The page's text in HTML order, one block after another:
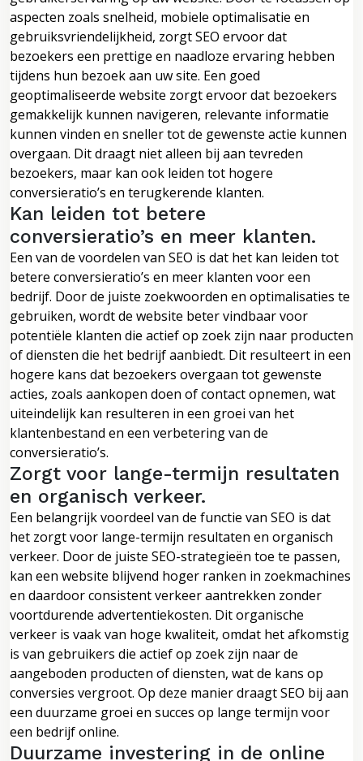
aspecten zoals snelheid, mobiele optimalisatie en
gebruiksvriendelijkheid, zorgt SEO ervoor dat
bezoekers een prettige en naadloze ervaring hebben
tijdens hun bezoek aan uw site. Een goed
geoptimaliseerde website zorgt ervoor dat bezoekers
gemakkelijk kunnen navigeren, relevante informatie
kunnen vinden en sneller tot de gewenste actie kunnen
overgaan. Dit draagt niet alleen bij aan tevreden
bezoekers, maar kan ook leiden tot hogere
conversieratio’s en terugkerende klanten.
Kan leiden tot betere
conversieratio’s en meer klanten.
Een van de voordelen van SEO is dat het kan leiden tot
betere conversieratio’s en meer klanten voor een
bedrijf. Door de juiste zoekwoorden en optimalisaties te
gebruiken, wordt de website beter vindbaar voor
potentiële klanten die actief op zoek zijn naar producten
of diensten die het bedrijf aanbiedt. Dit resulteert in een
hogere kans dat bezoekers overgaan tot gewenste
acties, zoals aankopen doen of contact opnemen, wat
uiteindelijk kan resulteren in een groei van het
klantenbestand en een verbetering van de
conversieratio’s.
Zorgt voor lange-termijn resultaten
en organisch verkeer.
Een belangrijk voordeel van de functie van SEO is dat
het zorgt voor lange-termijn resultaten en organisch
verkeer. Door de juiste SEO-strategieën toe te passen,
kan een website blijvend hoger ranken in zoekmachines
en daardoor consistent verkeer aantrekken zonder
voortdurende advertentiekosten. Dit organische
verkeer is vaak van hoge kwaliteit, omdat het afkomstig
is van gebruikers die actief op zoek zijn naar de
aangeboden producten of diensten, wat de kans op
conversies vergroot. Op deze manier draagt SEO bij aan
een duurzame groei en succes op lange termijn voor
een bedrijf online.
Duurzame investering in de online